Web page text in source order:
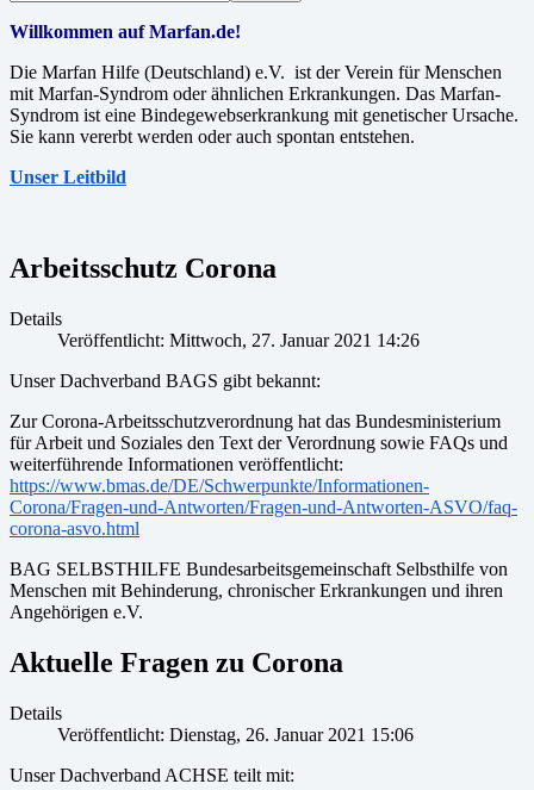
Willkommen auf Marfan.de!
Die Marfan Hilfe (Deutschland) e.V. ist der Verein für Menschen
mit Marfan-Syndrom oder ähnlichen Erkrankungen. Das Marfan-
Syndrom ist eine Bindegewebserkrankung mit genetischer Ursache.
Sie kann vererbt werden oder auch spontan entstehen.
Unser Leitbild
Arbeitsschutz Corona
Details
Veröffentlicht: Mittwoch, 27. Januar 2021 14:26
Unser Dachverband BAGS gibt bekannt:
Zur Corona-Arbeitsschutzverordnung hat das Bundesministerium
für Arbeit und Soziales den Text der Verordnung sowie FAQs und
weiterführende Informationen veröffentlicht:
https://www.bmas.de/DE/Schwerpunkte/Informationen-
Corona/Fragen-und-Antworten/Fragen-und-Antworten-ASVO/faq-
corona-asvo.html
BAG SELBSTHILFE Bundesarbeitsgemeinschaft Selbsthilfe von
Menschen mit Behinderung, chronischer Erkrankungen und ihren
Angehörigen e.V.
Aktuelle Fragen zu Corona
Details
Veröffentlicht: Dienstag, 26. Januar 2021 15:06
Unser Dachverband ACHSE teilt mit: